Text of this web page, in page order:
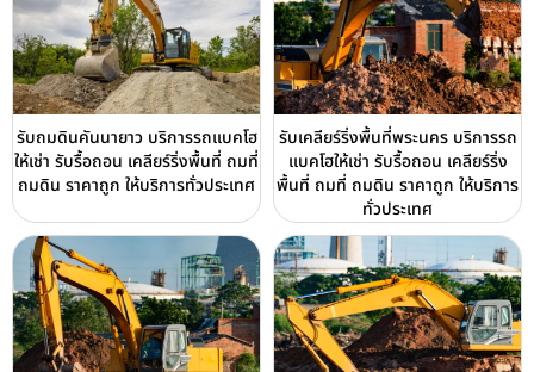
รับถมดินคันนายาว บริการรถแบคโฮ
ให้เช่า รับรื้อถอน เคลียร์ริ่งพื้นที่ ถมที่
ถมดิน ราคาถูก ให้บริการทั่วประเทศ
รับเคลียร์ริ่งพื้นที่พระนคร บริการรถ
แบคโฮให้เช่า รับรื้อถอน เคลียร์ริ่ง
พื้นที่ ถมที่ ถมดิน ราคาถูก ให้บริการ
ทั่วประเทศ